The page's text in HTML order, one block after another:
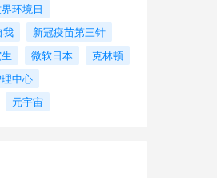
环境日
我
新冠疫苗第三针
微软日本
克林顿
中心
元宇宙